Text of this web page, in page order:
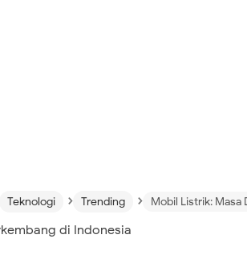
Teknologi › Trending › Mobil Listrik: Masa Depan